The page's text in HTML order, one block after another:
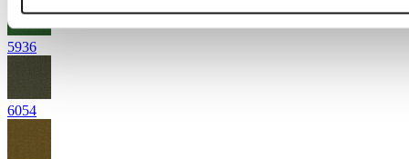
5936
6054